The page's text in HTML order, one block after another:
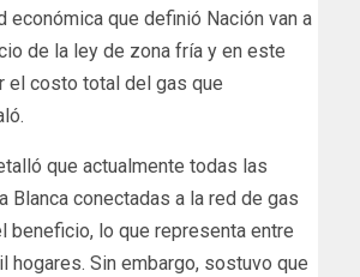
económica que definió Nación van a
de la ley de zona fría y en este
el costo total del gas que
que actualmente todas las
Blanca conectadas a la red de gas
beneficio, lo que representa entre
hogares. Sin embargo, sostuvo que